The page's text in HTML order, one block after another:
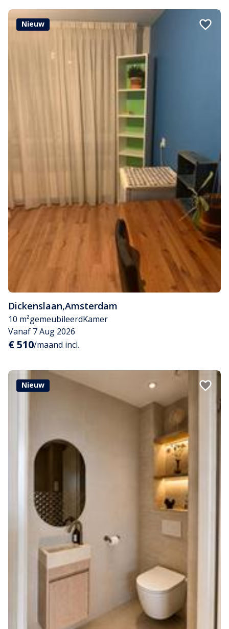
Nieuw
Dickenslaan,Amsterdam
10 m²gemeubileerdKamer
Vanaf 7 Aug 2026
€ 510/maand incl.
Nieuw